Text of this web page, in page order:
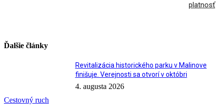
platnosť
Ďalšie články
Cestovný ruch
Revitalizácia historického parku v Malinove
finišuje. Verejnosti sa otvorí v októbri
4. augusta 2026